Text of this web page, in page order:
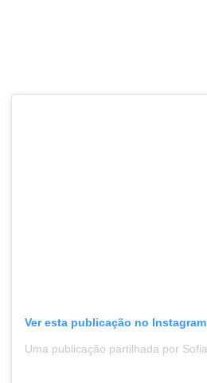
Ver esta publicação no Instagram